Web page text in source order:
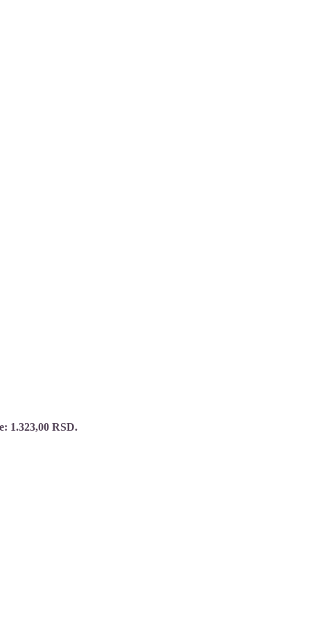
1.323,00 RSD.